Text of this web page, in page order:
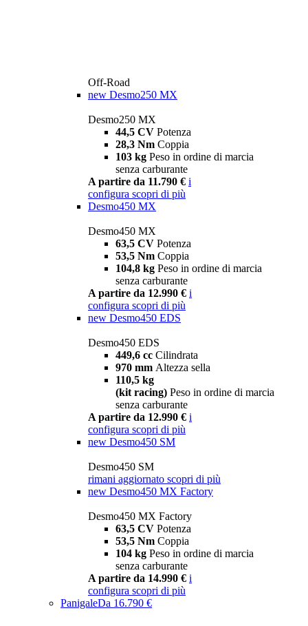
Off-Road
new Desmo250 MX
Desmo250 MX
44,5 CV Potenza
28,3 Nm Coppia
103 kg Peso in ordine di marcia
senza carburante
A partire da 11.790 € i
configura scopri di più
Desmo450 MX
Desmo450 MX
63,5 CV Potenza
53,5 Nm Coppia
104,8 kg Peso in ordine di marcia
senza carburante
A partire da 12.990 € i
configura scopri di più
new Desmo450 EDS
Desmo450 EDS
449,6 cc Cilindrata
970 mm Altezza sella
110,5 kg
(kit racing) Peso in ordine di marcia
senza carburante
A partire da 12.990 € i
configura scopri di più
new Desmo450 SM
Desmo450 SM
rimani aggiornato scopri di più
new Desmo450 MX Factory
Desmo450 MX Factory
63,5 CV Potenza
53,5 Nm Coppia
104 kg Peso in ordine di marcia
senza carburante
A partire da 14.990 € i
configura scopri di più
PanigaleDa 16.790 €